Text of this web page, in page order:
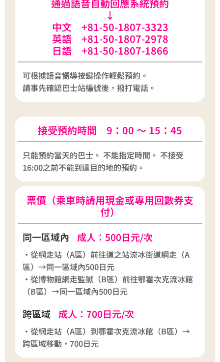
通過語音自動回應系統預約
↓
中文 +81-50-1807-3323
英語 +81-50-1807-2978
日語 +81-50-1807-1866
可根據語音嚮導按鍵操作輕鬆預約。
請事先確認巴士站編號後，撥打電話。
接受預約時間 9：00 ～ 15：45
只能預約當天的巴士。 不能指定時間。 不接受
16:00之前不能到達目的地的預約。
票價（乘車時請用現金或專用回數券支
付）
同一區域內 成人：500日元/次
・從網走站（A區）前往道之站流冰街道網走（A
區）→同一區域內500日元
・從博物館網走監獄（B區）前往鄂霍次克流冰館
（B區）→同一區域內500日元
跨區域 成人：700日元/次
・從網走站（A區）到鄂霍次克流冰館（B區）→
跨區域移動，700日元